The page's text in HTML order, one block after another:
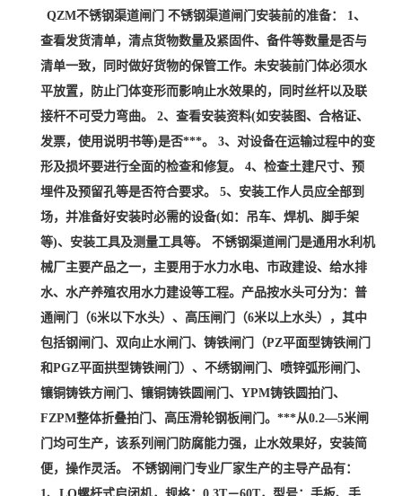
QZM不锈钢渠道闸门 不锈钢渠道闸门安装前的准备： 1、
查看发货清单，清点货物数量及紧固件、备件等数量是否与
清单一致，同时做好货物的保管工作。未安装前门体必须水
平放置，防止门体变形而影响止水效果的，同时丝杆以及联
接杆不可受力弯曲。 2、查看安装资料(如安装图、合格证、
发票，使用说明书等)是否***。 3、对设备在运输过程中的变
形及损坏要进行全面的检查和修复。 4、检查土建尺寸、预
埋件及预留孔等是否符合要求。 5、安装工作人员应全部到
场，并准备好安装时必需的设备(如：吊车、焊机、脚手架
等)、安装工具及测量工具等。 不锈钢渠道闸门是通用水利机
械厂主要产品之一，主要用于水力水电、市政建设、给水排
水、水产养殖农用水力建设等工程。产品按水头可分为：普
通闸门（6米以下水头）、高压闸门（6米以上水头），其中
包括钢闸门、双向止水闸门、铸铁闸门（PZ平面型铸铁闸门
和PGZ平面拱型铸铁闸门）、不绣钢闸门、喷锌弧形闸门、
镶铜铸铁方闸门、镶铜铸铁圆闸门、YPM铸铁圆拍门、
FZPM整体折叠拍门、高压滑轮钢板闸门。***从0.2—5米闸
门均可生产，该系列闸门防腐能力强，止水效果好，安装简
便，操作灵活。 不锈钢闸门专业厂家生产的主导产品有：